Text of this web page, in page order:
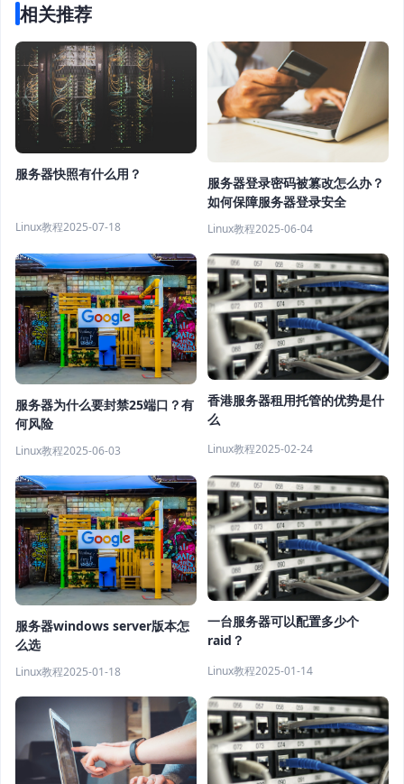
相关推荐
服务器快照有什么用？
Linux教程2025-07-18
服务器登录密码被篡改怎么办？
如何保障服务器登录安全
Linux教程2025-06-04
服务器为什么要封禁25端口？有
何风险
Linux教程2025-06-03
香港服务器租用托管的优势是什
么
Linux教程2025-02-24
服务器windows server版本怎
么选
Linux教程2025-01-18
一台服务器可以配置多少个
raid？
Linux教程2025-01-14